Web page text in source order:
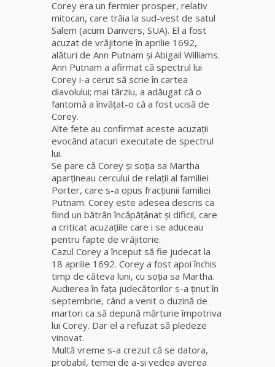
Somerda
neagră
Elena Natașa
magiei
negre
Tămăduitoarea
Corey era un fermier prosper, relativ
mitocan, care trăia la sud-vest de satul
Salem (acum Danvers, SUA). El a fost
acuzat de vrăjitorie în aprilie 1692,
alături de Ann Putnam și Abigail Williams.
Ann Putnam a afirmat că spectrul lui
Corey i-a cerut să scrie în cartea
diavolului; mai târziu, a adăugat că o
fantomă a învățat-o că a fost ucisă de
Corey.
Alte fete au confirmat aceste acuzaţii
evocând atacuri executate de spectrul
lui.
Se pare că Corey și soția sa Martha
aparțineau cercului de relații al familiei
Porter, care s-a opus fracțiunii familiei
Putnam. Corey este adesea descris ca
fiind un bătrân încăpățânat și dificil, care
a criticat acuzaţiile care i se aduceau
pentru fapte de vrăjitorie.
Cazul Corey a început să fie judecat la
18 aprilie 1692. Corey a fost apoi închis
timp de câteva luni, cu soția sa Martha.
Audierea în faţa judecătorilor s-a ţinut în
septembrie, când a venit o duzină de
martori ca să depună mărturie împotriva
lui Corey. Dar el a refuzat să pledeze
vinovat.
Multă vreme s-a crezut că se datora,
probabil, temei de a-şi vedea averea